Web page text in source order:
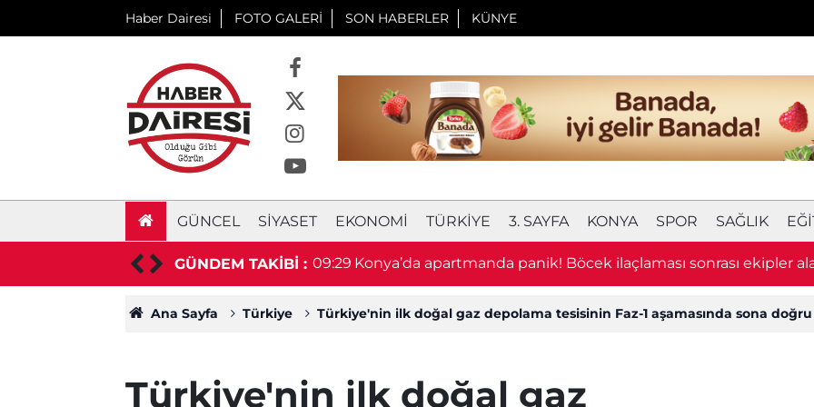
Haber Dairesi FOTO GALERİ SON HABERLER KÜNYE
GÜNCEL SIYASET EKONOMI TÜRKIYE 3. SAYFA KONYA SPOR SAĞLIK
GÜNDEM TAKİBİ :
vatandaş bulundu 09:29 Konya’da apartmanda panik! Böcek ilaçlaması sonrası ekipler
Ana Sayfa Türkiye Türkiye'nin ilk doğal gaz depolama tesisinin Faz-1 aşamasında sona doğru
Türkiye'nin ilk doğal gaz